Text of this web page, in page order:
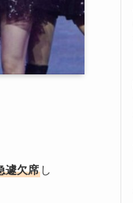
遽欠席 し